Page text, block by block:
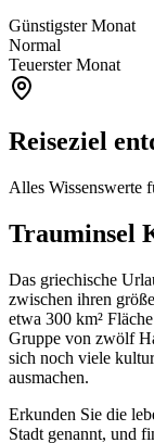
Günstigster Monat
Normal
Teuerster Monat
Reiseziel
Alles Wissenswerte
Trauminsel
Das griechische
zwischen ihren
etwa 300 km²
Gruppe von zwölf
sich noch viele
ausmachen.
Erkunden Sie die
Stadt genannt, und